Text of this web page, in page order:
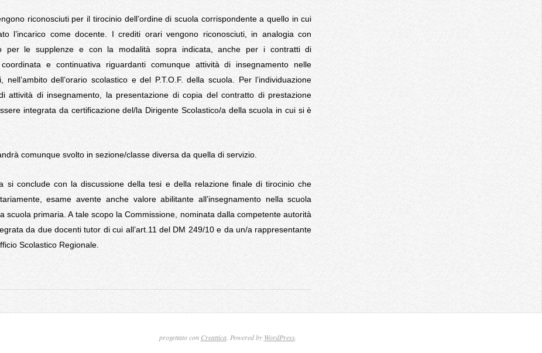
riconosciuti per il tirocinio dell’ordine di scuola corrispondente a quello in cui
l’incarico come docente. I crediti orari vengono riconosciuti, in analogia con
per le supplenze e con la modalità sopra indicata, anche per i contratti di
coordinata e continuativa riguardanti comunque attività di insegnamento nelle
nell’ambito dell’orario scolastico e del P.T.O.F. della scuola. Per l’individuazione
attività di insegnamento, la presentazione di copia del contratto di prestazione
integrata da certificazione del/la Dirigente Scolastico/a della scuola in cui si è
comunque svolto in sezione/classe diversa da quella di servizio.
si conclude con la discussione della tesi e della relazione finale di tirocinio che
esame avente anche valore abilitante all’insegnamento nella scuola
scuola primaria. A tale scopo la Commissione, nominata dalla competente autorità
da due docenti tutor di cui all’art.11 del DM 249/10 e da un/a rappresentante
Scolastico Regionale.
progettato con Creattica. Powered by WordPress.